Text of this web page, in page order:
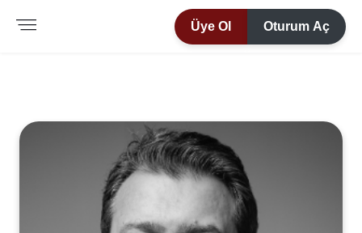
Üye Ol Oturum Aç